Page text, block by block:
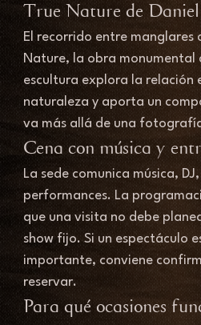
True Nature de Daniel
El recorrido entre manglares
Nature, la obra monumental
escultura explora la relación
naturaleza y aporta un
va más allá de una
Cena con música y
La sede comunica música,
performances. La
que una visita no debe
show fijo. Si un espectáculo
importante, conviene
reservar.
Para qué ocasiones